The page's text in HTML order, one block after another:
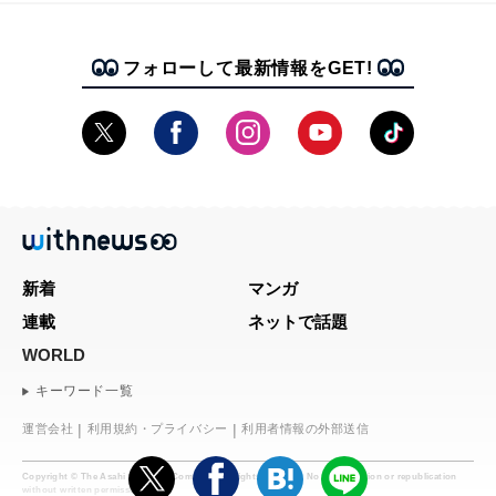
フォローして最新情報をGET!
Copyright © The Asahi Shimbun Company. All rights reserved. No reproduction or republication
without written permission.
新着
マンガ
連載
ネットで話題
WORLD
キーワード一覧
運営会社 利用規約・プライバシー 利用者情報の外部送信